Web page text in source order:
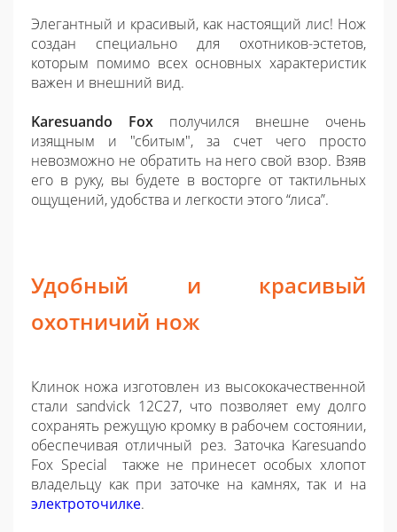
Элегантный и красивый, как настоящий лис! Нож
создан специально для охотников-эстетов,
которым помимо всех основных характеристик
важен и внешний вид.
Karesuando
Fox
получился внешне очень
изящным и "сбитым", за счет чего просто
невозможно не обратить на него свой взор. Взяв
его в руку, вы будете в восторге от тактильных
ощущений, удобства и легкости этого “лиса”.
Удобный и красивый
охотничий нож
Клинок ножа изготовлен из высококачественной
стали sandvick 12C27, что позволяет ему долго
сохранять режущую кромку в рабочем состоянии,
обеспечивая отличный рез. Заточка Karesuando
Fox Special
также не принесет особых хлопот
владельцу как при заточке на камнях, так и на
электроточилке.